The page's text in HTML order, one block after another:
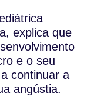
explica que
e o seu
continuar a
angústia.